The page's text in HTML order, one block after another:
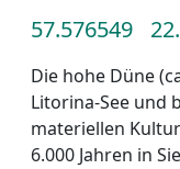
57.576549
Die hohe Düne
Litorina-See und
materiellen
6.000 Jahren in